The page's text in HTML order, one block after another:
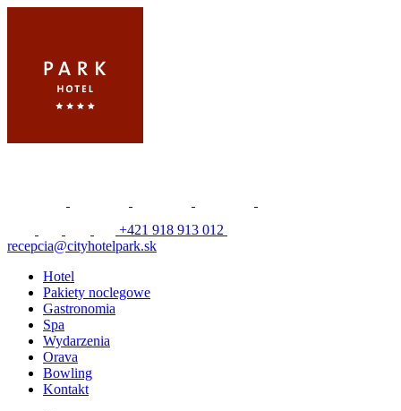
+421 918 913 012
recepcia@cityhotelpark.sk
Hotel
Pakiety noclegowe
Gastronomia
Spa
Wydarzenia
Orava
Bowling
Kontakt